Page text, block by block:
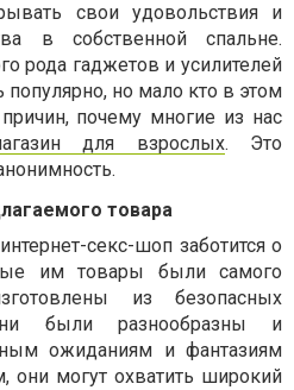
свои удовольствия и
в собственной спальне.
рода гаджетов и усилителей
но мало кто в этом
почему многие из нас
для взрослых. Это
товара
секс-шоп заботится о
им товары были самого
из безопасных
были разнообразны и
ожиданиям и фантазиям
они могут охватить широкий